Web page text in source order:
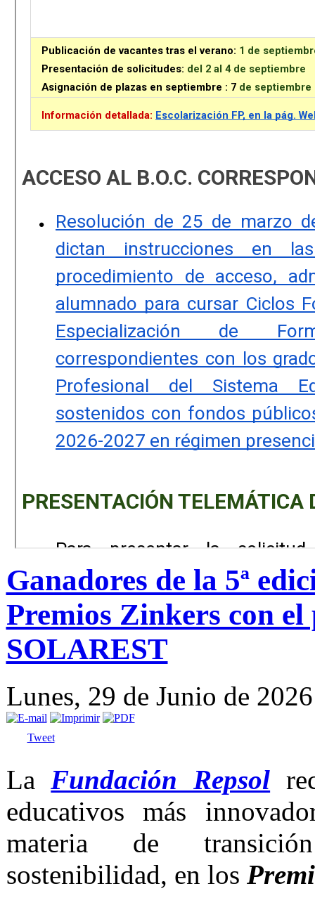
Ganadores de la 5ª
Premios Zinkers con el
SOLAREST
Lunes, 29 de Junio de
Tweet
LaFundación Repsol
educativos más
materia de
sostenibilidad, en los